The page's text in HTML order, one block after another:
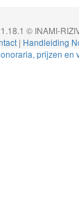
© INAMI-
| Handleiding
prijzen en